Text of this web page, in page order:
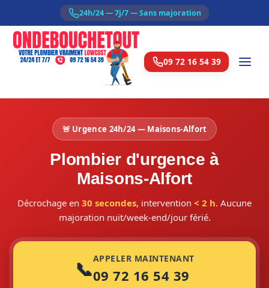
24h/24 — 7j/7 — Sans majoration
09 72 16 54 39
🚨 Urgence 24h/24 — Maisons-Alfort
Plombier d'urgence à
Maisons-Alfort
Décrochage en 30 secondes, intervention < 2 h. Aucune
majoration nuit/week-end/jour férié.
📞APPELER MAINTENANT
09 72 16 54 39